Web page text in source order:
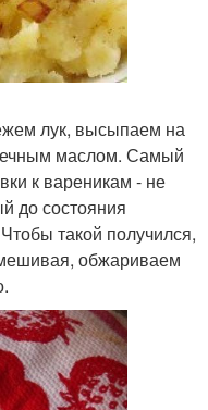
лук, высыпаем на
маслом. Самый
к вареникам - не
до состояния
такой получился,
обжариваем